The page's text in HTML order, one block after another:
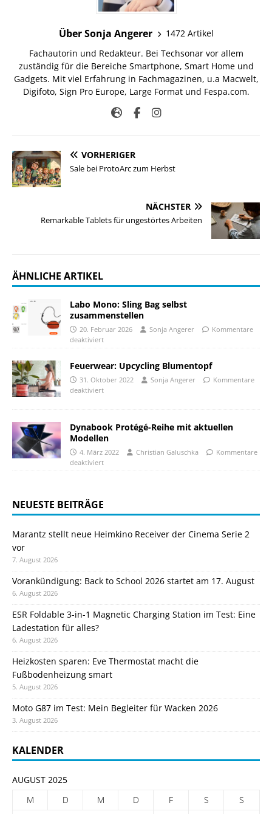
Über Sonja Angerer
1472 Artikel
Fachautorin und Redakteur. Bei Techsonar vor allem
zuständig für die Bereiche Smartphone, Smart Home und
Gadgets. Mit viel Erfahrung in Fachmagazinen, u.a Macwelt,
Digifoto, Sign Pro Europe, Large Format und Fespa.com.
VORHERIGER
Sale bei ProtoArc zum Herbst
NÄCHSTER
Remarkable Tablets für ungestörtes Arbeiten
ÄHNLICHE ARTIKEL
Labo Mono: Sling Bag selbst
zusammenstellen
20. Februar 2026 Sonja Angerer
Kommentare
deaktiviert
Feuerwear: Upcycling Blumentopf
31. Oktober 2022 Sonja Angerer
Kommentare
deaktiviert
Dynabook Protégé-Reihe mit aktuellen
Modellen
4. März 2022 Christian Galuschka
Kommentare
deaktiviert
NEUESTE BEITRÄGE
Marantz stellt neue Heimkino Receiver der Cinema Serie 2
vor
7. August 2026
Vorankündigung: Back to School 2026 startet am 17. August
6. August 2026
ESR Foldable 3-in-1 Magnetic Charging Station im Test: Eine
Ladestation für alles?
6. August 2026
Heizkosten sparen: Eve Thermostat macht die
Fußbodenheizung smart
5. August 2026
Moto G87 im Test: Mein Begleiter für Wacken 2026
3. August 2026
KALENDER
AUGUST 2025
M
D M D F S S